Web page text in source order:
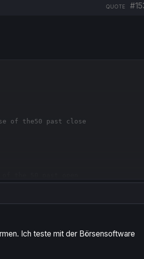
QUOTE
of the50 past close
Ich teste mit der Börsensoftware